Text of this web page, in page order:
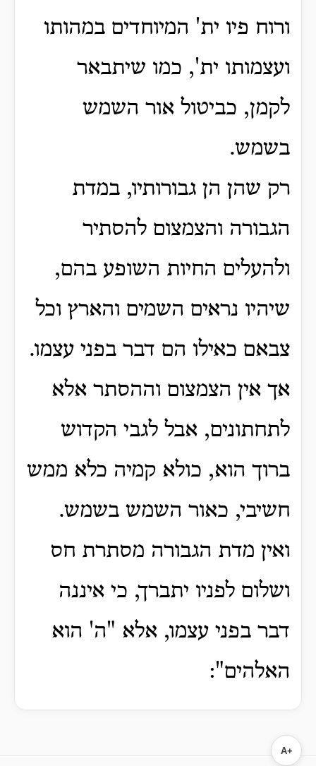
ורוח פיו ית' המיוחדים במהותו
ועצמותו ית', כמו שיתבאר
לקמן, כביטול אור השמש
בשמש.
רק שהן הן גבורותיו, במדת
הגבורה והצמצום להסתיר
ולהעלים החיות השופע בהם,
שיהיו נראים השמים והארץ וכל
צבאם כאילו הם דבר בפני עצמו.
אך אין הצמצום וההסתר אלא
לתחתונים, אבל לגבי הקדוש
ברוך הוא, כולא קמיה כלא ממש
חשיבי, כאור השמש בשמש.
ואין מדת הגבורה מסתרת חס
ושלום לפניו יתברך, כי איננה
דבר בפני עצמו, אלא "ה' הוא
האלהים":
A+